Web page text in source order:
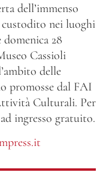
dell’immenso
nei luoghi
domenica 28
Cassioli
delle
promosse dal FAI
Culturali. Per
ingresso gratuito.